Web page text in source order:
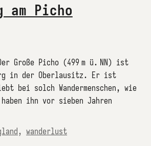
am Picho
Große Picho (499 m ü. NN) ist
in der Oberlausitz. Er ist
bei solch Wandermenschen, wie
ihn vor sieben Jahren
, wanderlust